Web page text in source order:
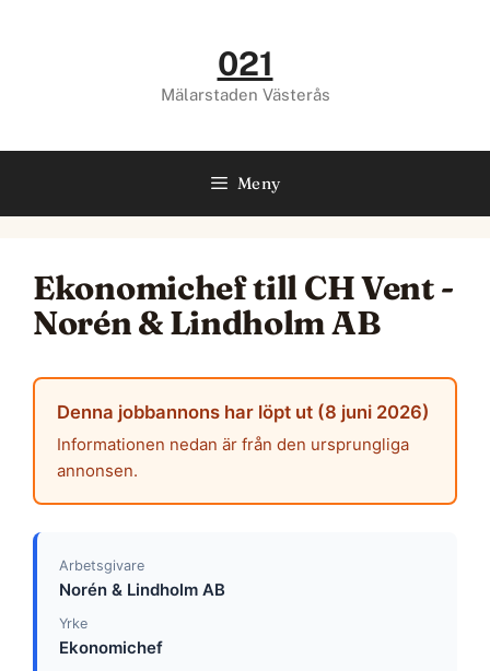
021
Mälarstaden Västerås
Meny
Ekonomichef till CH Vent -
Norén & Lindholm AB
Denna jobbannons har löpt ut (8 juni 2026)
Informationen nedan är från den ursprungliga
annonsen.
Arbetsgivare
Norén & Lindholm AB
Yrke
Ekonomichef